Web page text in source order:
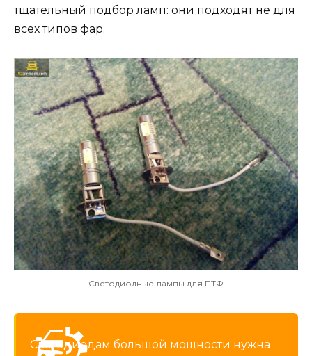
тщательный подбор ламп: они подходят не для
всех типов фар.
Светодиодные лампы для ПТФ
Светодиодам большой мощности нужна